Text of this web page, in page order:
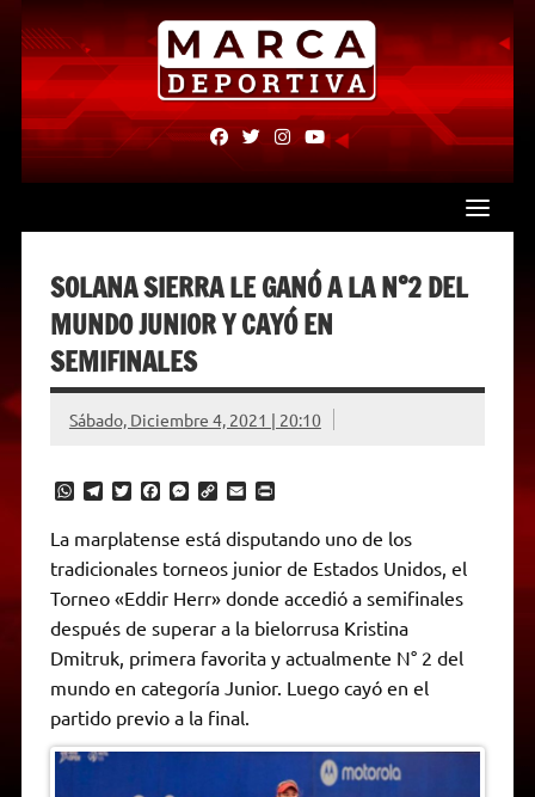
Skip
content
fab
fa-
fab
fa-
fab fab
SOLANA SIERRA LE GANÓ A LA N°2 DEL
MUNDO JUNIOR Y CAYÓ EN
SEMIFINALES
Sábado, Diciembre 4, 2021 | 20:10
W
t
s
p
p
T
e
g
a
m
T
i
t
t
e
r
F
e
b
o
o
k
M
s
e
g
e
C
p
y
L
n
k
E
i
l
P
i
n
t
r
i
n
d
l
La marplatense está disputando uno de los
tradicionales torneos junior de Estados Unidos, el
Torneo «Eddir Herr» donde accedió a semifinales
después de superar a la bielorrusa Kristina
Dmitruk, primera favorita y actualmente N° 2 del
mundo en categoría Junior. Luego cayó en el
partido previo a la final.